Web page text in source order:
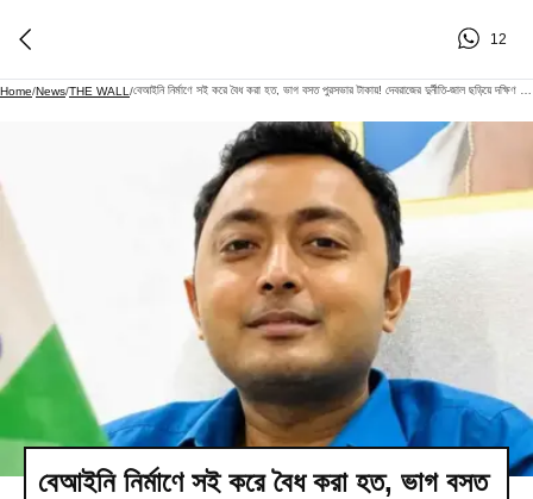
12
Home/News/THE WALL /
বেআইনি নির্মাণে সই করে বৈধ করা হত, ভাগ বসত